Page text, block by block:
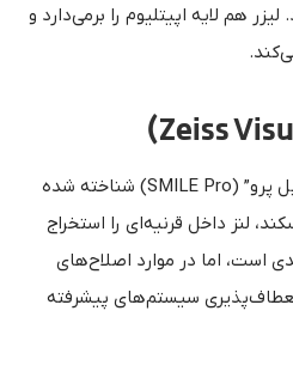
هم لایه اپیتلیوم را برمی‌دارد و
این دستگاه در عمل‌های “اسمایل پرو” (SMILE Pro) شناخته شده
لنز داخل قرنیه‌ای را استخراج
است، اما در موارد اصلاح‌های
سیستم‌های پیشرفته